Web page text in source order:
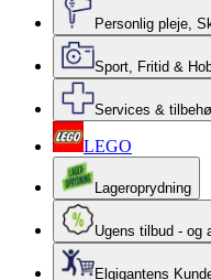
Personlig pleje,
Sport, Fritid &
Services &
LEGO
Lageroprydning
Ugens tilbud - og
Elgigantens